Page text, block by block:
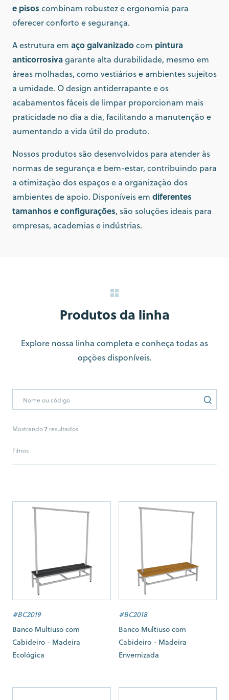
e pisos combinam robustez e ergonomia para
oferecer conforto e segurança.
A estrutura em aço galvanizadocom pintura
anticorrosivagarante alta durabilidade, mesmo em
áreas molhadas, como vestiários e ambientes sujeitos
a umidade. O design antiderrapante e os
acabamentos fáceis de limpar proporcionam mais
praticidade no dia a dia, facilitando a manutenção e
aumentando a vida útil do produto.
Nossos produtos são desenvolvidos para atender às
normas de segurança e bem-estar, contribuindo para
a otimização dos espaços e a organização dos
ambientes de apoio. Disponíveis em diferentes
tamanhos e configurações, são soluções ideais para
empresas, academias e indústrias.
Produtos da linha
Explore nossa linha completa e conheça todas as
opções disponíveis.
Mostrando7 resultados
Filtros
#BC2019
Banco Multiuso com
Cabideiro - Madeira
Ecológica
#BC2018
Banco Multiuso com
Cabideiro - Madeira
Envernizada